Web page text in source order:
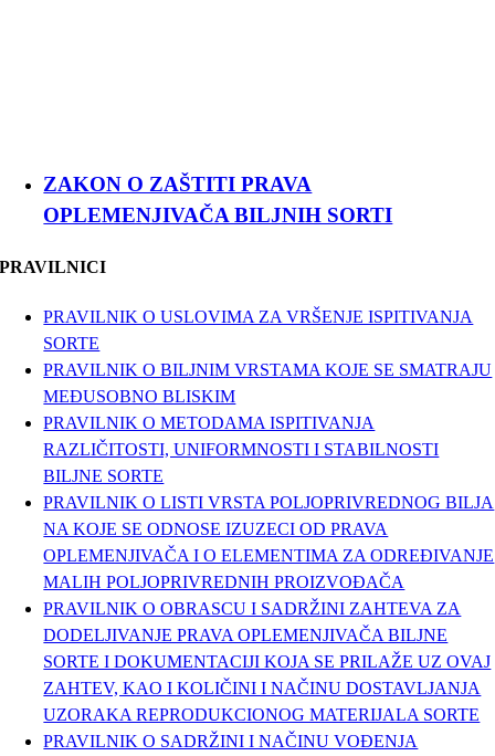
ZAKON O ZAŠTITI PRAVA
OPLEMENJIVAČA BILJNIH SORTI
PRAVILNICI
PRAVILNIK O USLOVIMA ZA VRŠENJE ISPITIVANJA
SORTE
PRAVILNIK O BILJNIM VRSTAMA KOJE SE SMATRAJU
MEĐUSOBNO BLISKIM
PRAVILNIK O METODAMA ISPITIVANJA
RAZLIČITOSTI, UNIFORMNOSTI I STABILNOSTI
BILJNE SORTE
PRAVILNIK O LISTI VRSTA POLJOPRIVREDNOG BILJA
NA KOJE SE ODNOSE IZUZECI OD PRAVA
OPLEMENJIVAČA I O ELEMENTIMA ZA ODREĐIVANJE
MALIH POLJOPRIVREDNIH PROIZVOĐAČA
PRAVILNIK O OBRASCU I SADRŽINI ZAHTEVA ZA
DODELJIVANJE PRAVA OPLEMENJIVAČA BILJNE
SORTE I DOKUMENTACIJI KOJA SE PRILAŽE UZ OVAJ
ZAHTEV, KAO I KOLIČINI I NAČINU DOSTAVLJANJA
UZORAKA REPRODUKCIONOG MATERIJALA SORTE
PRAVILNIK O SADRŽINI I NAČINU VOĐENJA